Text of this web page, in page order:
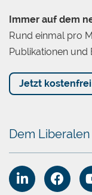
Immer auf dem
Rund einmal pro
Publikationen und
Jetzt
Dem